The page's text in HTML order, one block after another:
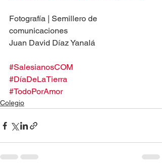
Fotografía | Semillero de
comunicaciones
Juan David Díaz Yanalá
#SalesianosCOM
#DíaDeLaTierra
#TodoPorAmor
Colegio